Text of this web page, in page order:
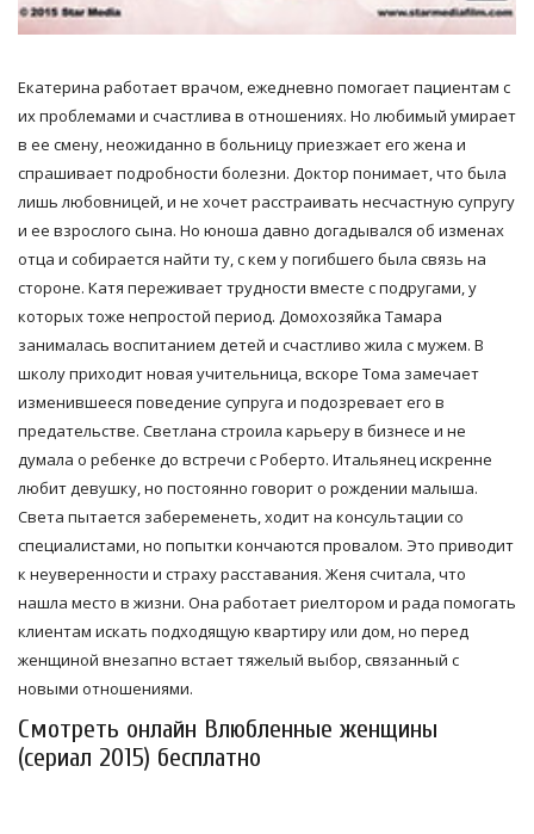
Екатерина работает врачом, ежедневно помогает пациентам с
их проблемами и счастлива в отношениях. Но любимый умирает
в ее смену, неожиданно в больницу приезжает его жена и
спрашивает подробности болезни. Доктор понимает, что была
лишь любовницей, и не хочет расстраивать несчастную супругу
и ее взрослого сына. Но юноша давно догадывался об изменах
отца и собирается найти ту, с кем у погибшего была связь на
стороне. Катя переживает трудности вместе с подругами, у
которых тоже непростой период. Домохозяйка Тамара
занималась воспитанием детей и счастливо жила с мужем. В
школу приходит новая учительница, вскоре Тома замечает
изменившееся поведение супруга и подозревает его в
предательстве. Светлана строила карьеру в бизнесе и не
думала о ребенке до встречи с Роберто. Итальянец искренне
любит девушку, но постоянно говорит о рождении малыша.
Света пытается забеременеть, ходит на консультации со
специалистами, но попытки кончаются провалом. Это приводит
к неуверенности и страху расставания. Женя считала, что
нашла место в жизни. Она работает риелтором и рада помогать
клиентам искать подходящую квартиру или дом, но перед
женщиной внезапно встает тяжелый выбор, связанный с
новыми отношениями.
Смотреть онлайн Влюбленные женщины
(сериал 2015) бесплатно